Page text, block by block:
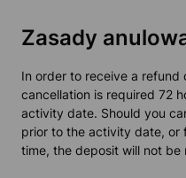
Zasady
In order to receive a
cancellation is required 72
activity date. Should you
prior to the activity date, or
time, the deposit will not be